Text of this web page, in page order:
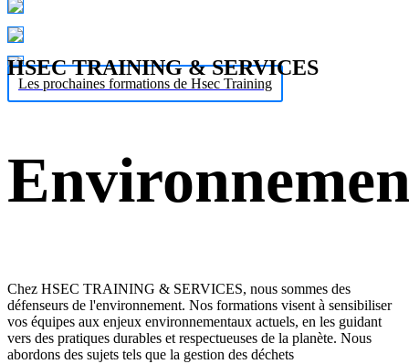
Les prochaines formations de Hsec Training
HSEC TRAINING & SERVICES
Chez HSEC TRAINING & SERVICES, nous sommes des
défenseurs de l'environnement. Nos formations visent à sensibiliser
vos équipes aux enjeux environnementaux actuels, en les guidant
vers des pratiques durables et respectueuses de la planète. Nous
abordons des sujets tels que la gestion des déchets